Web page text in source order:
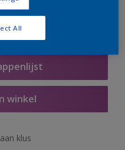
winkel
klus
All